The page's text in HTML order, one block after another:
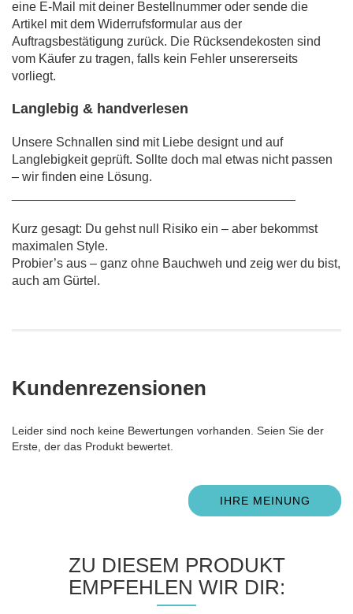
eine E-Mail mit deiner Bestellnummer oder sende die
Artikel mit dem Widerrufsformular aus der
Auftragsbestätigung zurück. Die Rücksendekosten sind
vom Käufer zu tragen, falls kein Fehler unsererseits
vorliegt.
Langlebig & handverlesen
Unsere Schnallen sind mit Liebe designt und auf
Langlebigkeit geprüft. Sollte doch mal etwas nicht passen
– wir finden eine Lösung.
Kurz gesagt: Du gehst null Risiko ein – aber bekommst
maximalen Style.
Probier’s aus – ganz ohne Bauchweh und zeig wer du bist,
auch am Gürtel.
Kundenrezensionen
Leider sind noch keine Bewertungen vorhanden. Seien Sie der
Erste, der das Produkt bewertet.
IHRE MEINUNG
ZU DIESEM PRODUKT
EMPFEHLEN WIR DIR: